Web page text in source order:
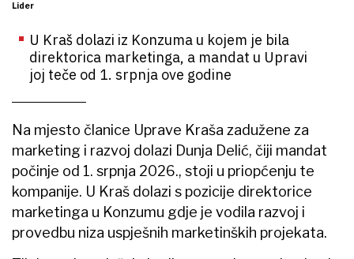
Lider
U Kraš dolazi iz Konzuma u kojem je bila
direktorica marketinga, a mandat u Upravi
joj teče od 1. srpnja ove godine
Na mjesto članice Uprave Kraša zadužene za
marketing i razvoj dolazi Dunja Delić, čiji mandat
počinje od 1. srpnja 2026., stoji u priopćenju te
kompanije. U Kraš dolazi s pozicije direktorice
marketinga u Konzumu gdje je vodila razvoj i
provedbu niza uspješnih marketinških projekata.